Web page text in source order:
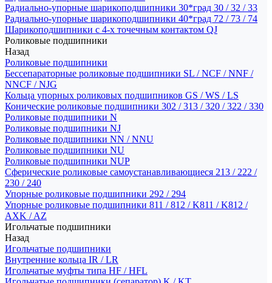
Радиально-упорные шарикоподшипники 30*град 30 / 32 / 33
Радиально-упорные шарикоподшипники 40*град 72 / 73 / 74
Шарикоподшипники с 4-х точечным контактом QJ
Роликовые подшипники
Назад
Роликовые подшипники
Бессепараторные роликовые подшипники SL / NCF / NNF /
NNCF / NJG
Кольца упорных роликовых подшипников GS / WS / LS
Конические роликовые подшипники 302 / 313 / 320 / 322 / 330
Роликовые подшипники N
Роликовые подшипники NJ
Роликовые подшипники NN / NNU
Роликовые подшипники NU
Роликовые подшипники NUP
Сферические роликовые самоустанавливающиеся 213 / 222 /
230 / 240
Упорные роликовые подшипники 292 / 294
Упорные роликовые подшипники 811 / 812 / K811 / K812 /
AXK / AZ
Игольчатые подшипники
Назад
Игольчатые подшипники
Внутренние кольца IR / LR
Игольчатые муфты типа HF / HFL